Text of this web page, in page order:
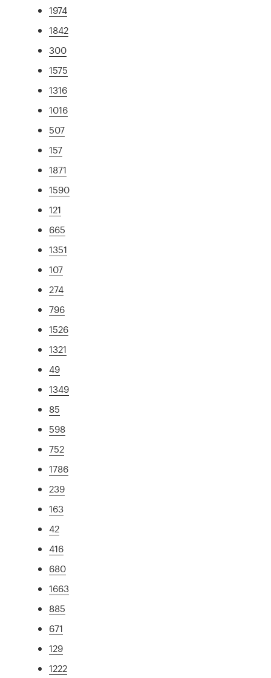
1974
1842
300
1575
1316
1016
507
157
1871
1590
121
665
1351
107
274
796
1526
1321
49
1349
85
598
752
1786
239
163
42
416
680
1663
885
671
129
1222